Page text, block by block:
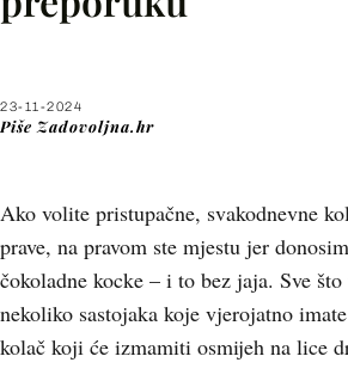
23-11-2024
Piše Zadovoljna.hr
Ako volite pristupačne, svakodnevne
prave, na pravom ste mjestu jer
čokoladne kocke – i to bez jaja. Sve
nekoliko sastojaka koje vjerojatno
kolač koji će izmamiti osmijeh na lice